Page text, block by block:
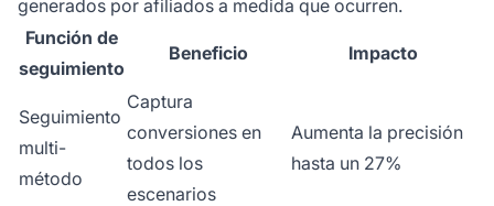
generados por afiliados a medida que ocurren.
Función de
seguimiento
Beneficio Impacto
Seguimiento
multi-
método
Captura
conversiones en
todos los
escenarios
Aumenta la precisión
hasta un 27%